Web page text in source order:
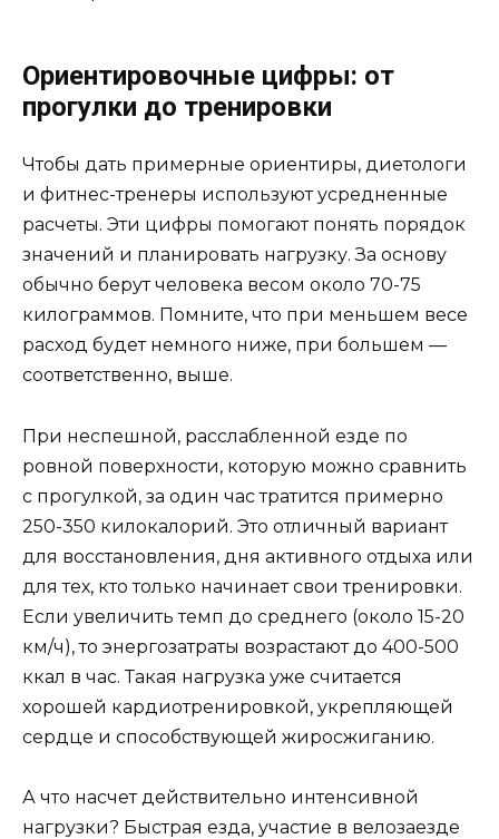
Ориентировочные цифры: от
прогулки до тренировки
Чтобы дать примерные ориентиры, диетологи
и фитнес-тренеры используют усредненные
расчеты. Эти цифры помогают понять порядок
значений и планировать нагрузку. За основу
обычно берут человека весом около 70-75
килограммов. Помните, что при меньшем весе
расход будет немного ниже, при большем —
соответственно, выше.
При неспешной, расслабленной езде по
ровной поверхности, которую можно сравнить
с прогулкой, за один час тратится примерно
250-350 килокалорий. Это отличный вариант
для восстановления, дня активного отдыха или
для тех, кто только начинает свои тренировки.
Если увеличить темп до среднего (около 15-20
км/ч), то энергозатраты возрастают до 400-500
ккал в час. Такая нагрузка уже считается
хорошей кардиотренировкой, укрепляющей
сердце и способствующей жиросжиганию.
А что насчет действительно интенсивной
нагрузки? Быстрая езда, участие в велозаезде